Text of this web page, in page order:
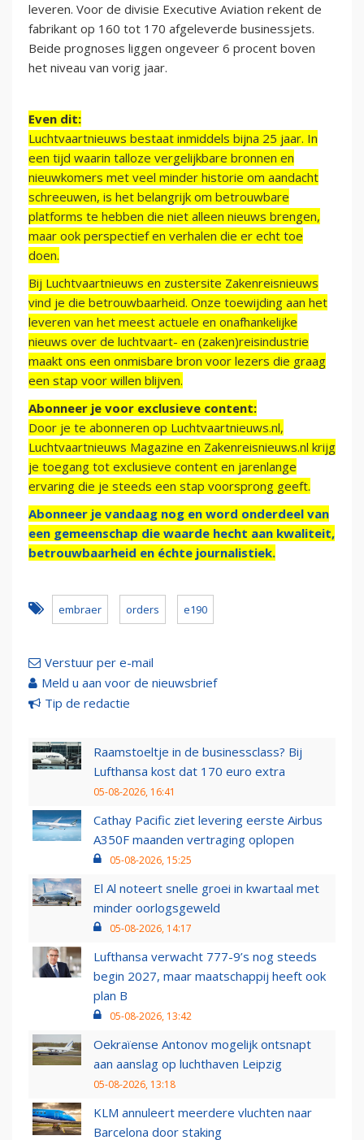
leveren. Voor de divisie Executive Aviation rekent de
fabrikant op 160 tot 170 afgeleverde businessjets.
Beide prognoses liggen ongeveer 6 procent boven
het niveau van vorig jaar.
Even dit:
Luchtvaartnieuws bestaat inmiddels bijna 25 jaar. In
een tijd waarin talloze vergelijkbare bronnen en
nieuwkomers met veel minder historie om aandacht
schreeuwen, is het belangrijk om betrouwbare
platforms te hebben die niet alleen nieuws brengen,
maar ook perspectief en verhalen die er echt toe
doen.
Bij Luchtvaartnieuws en zustersite Zakenreisnieuws
vind je die betrouwbaarheid. Onze toewijding aan het
leveren van het meest actuele en onafhankelijke
nieuws over de luchtvaart- en (zaken)reisindustrie
maakt ons een onmisbare bron voor lezers die graag
een stap voor willen blijven.
Abonneer je voor exclusieve content:
Door je te abonneren op Luchtvaartnieuws.nl,
Luchtvaartnieuws Magazine en Zakenreisnieuws.nl krijg
je toegang tot exclusieve content en jarenlange
ervaring die je steeds een stap voorsprong geeft.
Abonneer je vandaag nog en word onderdeel van
een gemeenschap die waarde hecht aan kwaliteit,
betrouwbaarheid en échte journalistiek.
embraer orders e190
Verstuur per e-mail
Meld u aan voor de nieuwsbrief
Tip de redactie
Raamstoeltje in de businessclass? Bij
Lufthansa kost dat 170 euro extra
05-08-2026, 16:41
Cathay Pacific ziet levering eerste Airbus
A350F maanden vertraging oplopen
05-08-2026, 15:25
El Al noteert snelle groei in kwartaal met
minder oorlogsgeweld
05-08-2026, 14:17
Lufthansa verwacht 777-9’s nog steeds
begin 2027, maar maatschappij heeft ook
plan B
05-08-2026, 13:42
Oekraïense Antonov mogelijk ontsnapt
aan aanslag op luchthaven Leipzig
05-08-2026, 13:18
KLM annuleert meerdere vluchten naar
Barcelona door staking